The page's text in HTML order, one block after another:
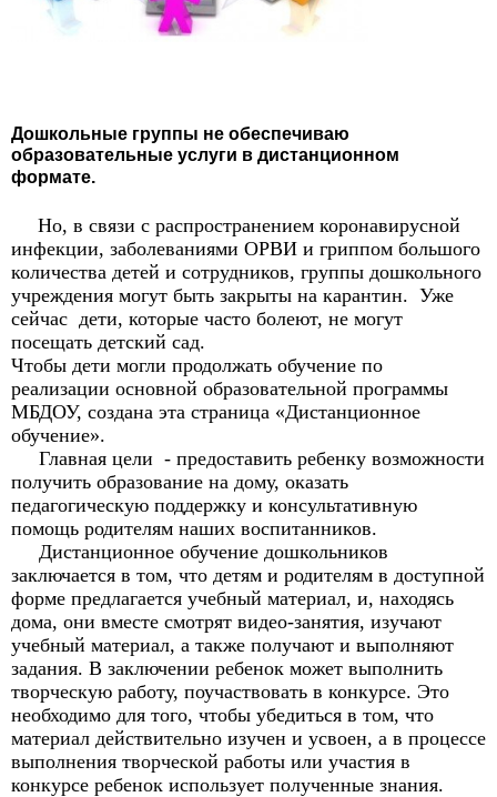
Дошкольные группы не обеспечиваю
образовательные услуги в дистанционном
формате.
Но, в связи с распространением коронавирусной
инфекции, заболеваниями ОРВИ и гриппом большого
количества детей и сотрудников, группы дошкольного
учреждения могут быть закрыты на карантин. Уже
сейчас дети, которые часто болеют, не могут
посещать детский сад.
Чтобы дети могли продолжать обучение по
реализации основной образовательной программы
МБДОУ, создана эта страница «Дистанционное
обучение».
Главная цели - предоставить ребенку возможности
получить образование на дому, оказать
педагогическую поддержку и консультативную
помощь родителям наших воспитанников.
Дистанционное обучение дошкольников
заключается в том, что детям и родителям в доступной
форме предлагается учебный материал, и, находясь
дома, они вместе смотрят видео-занятия, изучают
учебный материал, а также получают и выполняют
задания. В заключении ребенок может выполнить
творческую работу, поучаствовать в конкурсе. Это
необходимо для того, чтобы убедиться в том, что
материал действительно изучен и усвоен, а в процессе
выполнения творческой работы или участия в
конкурсе ребенок использует полученные знания.